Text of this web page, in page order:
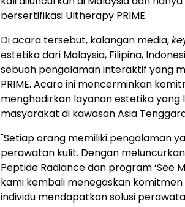
bersertifikasi Ultherapy PRIME.
Di acara tersebut, kalangan media,
estetika dari Malaysia, Filipina,
sebuah pengalaman interaktif yang
PRIME. Acara ini mencerminkan
menghadirkan layanan estetika
masyarakat di kawasan Asia
"Setiap orang memiliki pengalaman
perawatan kulit. Dengan
Peptide Radiance dan program ‘See
kami kembali menegaskan
individu mendapatkan solusi